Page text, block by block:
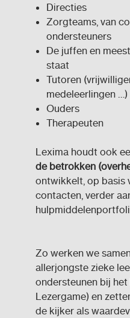
Directies
Zorgteams, van
ondersteuners
De juffen en
staat
Tutoren
medeleerlingen …)
Ouders
Therapeuten
Lexima houdt ook
de betrokken
ontwikkelt, op basis
contacten, verder
Zo werken we
allerjongste zieke
ondersteunen bij het
Lezergame) en
de kijker als